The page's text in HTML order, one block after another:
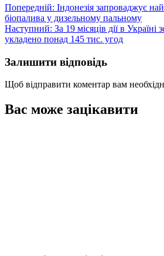
Навігація
записів
Попередній: Індонезія запроваджує
біопалива у дизельному пальному
Наступний: За 19 місяців дії в
укладено понад 145 тис. угод
Залишити відповідь
Щоб відправити коментар вам
Вас може зацікавити